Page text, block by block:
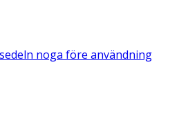
noga före användning